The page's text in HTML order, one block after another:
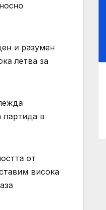
и разумен
летва за
партида в
от
висока